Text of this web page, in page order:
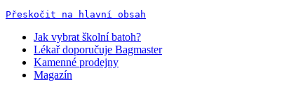
Přeskočit na hlavní obsah
Jak vybrat školní batoh?
Lékař doporučuje Bagmaster
Kamenné prodejny
Magazín